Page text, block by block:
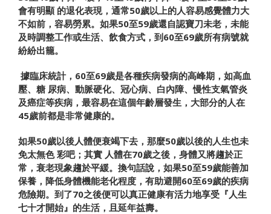
會有明顯 的退化表現，通常50歲以上的人容易感覺體力大
不如前， 容易勞累。 如果50至59歲還自認寶刀未老，未能
及時調整工作或生活、飲食方式，到60至69歲所有病號就
紛紛出籠。
據臨床統計， 60至69歲是各種疾病發病的高峰期 ，如高血
壓、糖 尿病、動脈硬化、冠心病、白內障、慢性支氣管炎
及癌症等疾病， 最容易在這個年齡層發生，大部分的人在
45歲前都是非常健康的。
如果50歲以後人體便衰竭下去，那麼50歲以後的人生也未
免太無色 彩吧；其實 人體在70歲之後，身體又將趨於正
常，衰老現象趨於平緩。換句話說， 如果50至59歲能善加
保養，降低身體機能老化程度，有助避開60至69歲的疾病
危險期。到了70之後便可以真正健康有活力地享受『人生
七十才開始』的生活，且延年益壽。